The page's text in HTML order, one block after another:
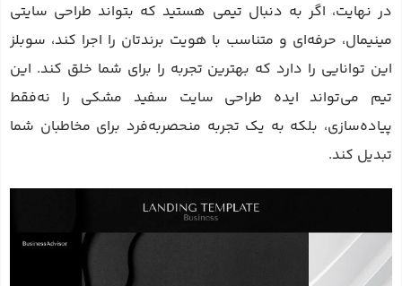
در نهایت، اگر به دنبال تیمی هستید که بتواند طراحی سایتی
مینیمال، حرفه‌ای و متناسب با هویت برندتان را اجرا کند، سوبلز
این توانایی را دارد که بهترین تجربه را برای شما خلق کند. این
تیم می‌تواند ایده طراحی سایت سفید مشکی را نه‌فقط
پیاده‌سازی، بلکه به یک تجربه منحصربه‌فرد برای مخاطبان شما
تبدیل کند.